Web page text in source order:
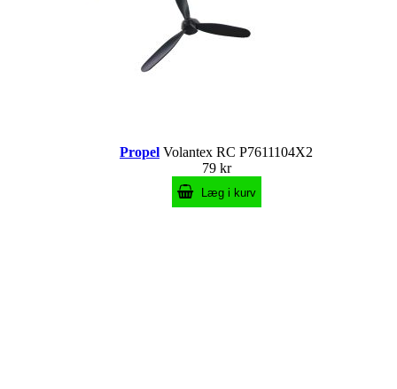
Propel Volantex RC P7611104X2
79 kr
Læg i kurv